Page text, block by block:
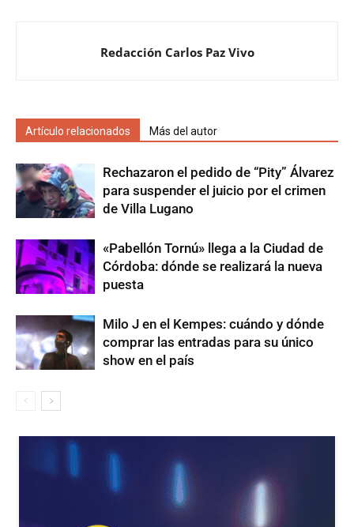
Redacción Carlos Paz Vivo
Artículo relacionados Más del autor
Rechazaron el pedido de “Pity” Álvarez
para suspender el juicio por el crimen
de Villa Lugano
«Pabellón Tornú» llega a la Ciudad de
Córdoba: dónde se realizará la nueva
puesta
Milo J en el Kempes: cuándo y dónde
comprar las entradas para su único
show en el país